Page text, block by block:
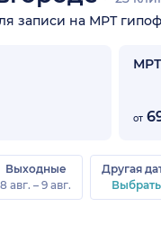
записи на МРТ
от
Выходные
8 авг. – 9 авг.
Другая
Выбрать